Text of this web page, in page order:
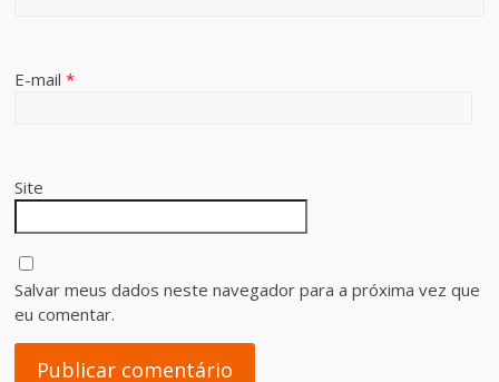
E-mail*
Site
Salvar meus dados neste navegador para a próxima vez que
eu comentar.